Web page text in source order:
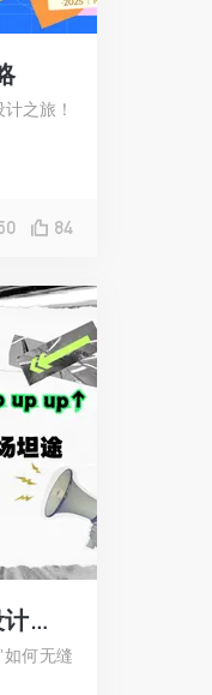
之旅！
84
赛场即跳板！大三女生用7次设计大赛铺就职场坦途
何无缝